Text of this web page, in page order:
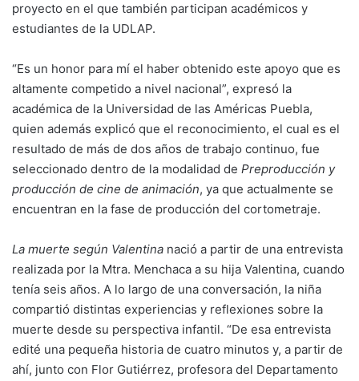
proyecto en el que también participan académicos y
estudiantes de la UDLAP.
“Es un honor para mí el haber obtenido este apoyo que es
altamente competido a nivel nacional”, expresó la
académica de la Universidad de las Américas Puebla,
quien además explicó que el reconocimiento, el cual es el
resultado de más de dos años de trabajo continuo, fue
seleccionado dentro de la modalidad de Preproducción y
producción de cine de animación, ya que actualmente se
encuentran en la fase de producción del cortometraje.
La muerte según Valentina nació a partir de una entrevista
realizada por la Mtra. Menchaca a su hija Valentina, cuando
tenía seis años. A lo largo de una conversación, la niña
compartió distintas experiencias y reflexiones sobre la
muerte desde su perspectiva infantil. “De esa entrevista
edité una pequeña historia de cuatro minutos y, a partir de
ahí, junto con Flor Gutiérrez, profesora del Departamento